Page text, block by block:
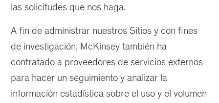
las solicitudes que nos haga.
A fin de administrar nuestros Sitios y con fines
de investigación, McKinsey también ha
contratado a proveedores de servicios externos
para hacer un seguimiento y analizar la
información estadística sobre el uso y el volumen